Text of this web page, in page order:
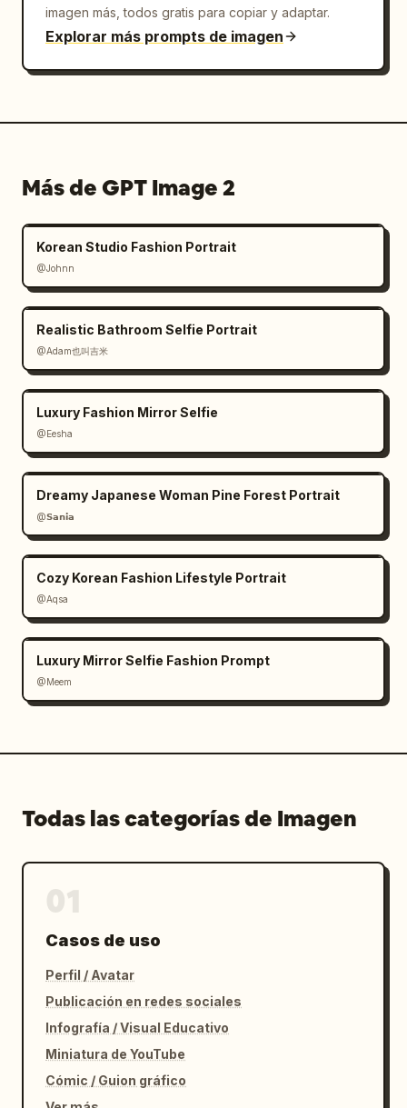
imagen más, todos gratis para copiar y adaptar.
Explorar más prompts de imagen
Más de GPT Image 2
Korean Studio Fashion Portrait
@Johnn
Realistic Bathroom Selfie Portrait
@Adam也叫吉米
Luxury Fashion Mirror Selfie
@Eesha
Dreamy Japanese Woman Pine Forest Portrait
@𝗦𝗮𝗻𝗶𝗮
Cozy Korean Fashion Lifestyle Portrait
@Aqsa
Luxury Mirror Selfie Fashion Prompt
@Meem
Todas las categorías de Imagen
Casos de uso
Perfil / Avatar
Publicación en redes sociales
Infografía / Visual Educativo
Miniatura de YouTube
Cómic / Guion gráfico